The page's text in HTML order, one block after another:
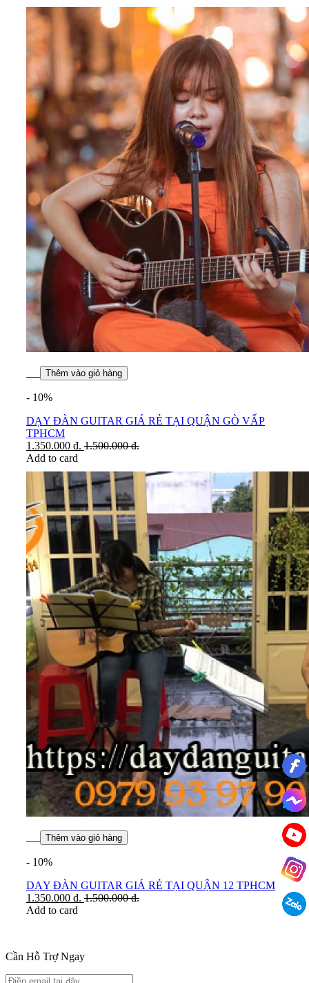
Thêm vào giỏ hàng
- 10%
DẠY ĐÀN GUITAR GIÁ RẺ TẠI QUẬN GÒ VẤP
TPHCM
1.350.000 đ. 1.500.000đ.
Add to card
Thêm vào giỏ hàng
- 10%
DẠY ĐÀN GUITAR GIÁ RẺ TẠI QUẬN 12 TPHCM
1.350.000 đ. 1.500.000đ.
Add to card
Cần Hỗ Trợ Ngay